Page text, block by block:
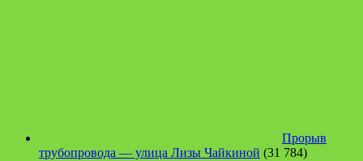
Прорыв
трубопровода — улица Лизы Чайкиной (31 784)